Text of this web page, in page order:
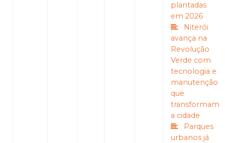
plantadas
em 2026
Niterói
avança na
Revolução
Verde com
tecnologia e
manutenção
que
transformam
a cidade
Parques
urbanos já